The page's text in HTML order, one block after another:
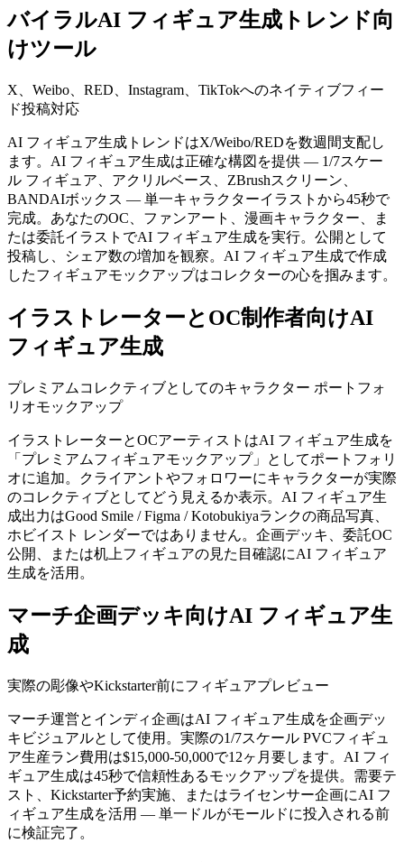
バイラルAI フィギュア生成トレンド向
けツール
X、Weibo、RED、Instagram、TikTokへのネイティブフィー
ド投稿対応
AI フィギュア生成トレンドはX/Weibo/REDを数週間支配し
ます。AI フィギュア生成は正確な構図を提供 — 1/7スケー
ル フィギュア、アクリルベース、ZBrushスクリーン、
BANDAIボックス — 単一キャラクターイラストから45秒で
完成。あなたのOC、ファンアート、漫画キャラクター、ま
たは委託イラストでAI フィギュア生成を実行。公開として
投稿し、シェア数の増加を観察。AI フィギュア生成で作成
したフィギュアモックアップはコレクターの心を掴みます。
イラストレーターとOC制作者向けAI
フィギュア生成
プレミアムコレクティブとしてのキャラクター ポートフォ
リオモックアップ
イラストレーターとOCアーティストはAI フィギュア生成を
「プレミアムフィギュアモックアップ」としてポートフォリ
オに追加。クライアントやフォロワーにキャラクターが実際
のコレクティブとしてどう見えるか表示。AI フィギュア生
成出力はGood Smile / Figma / Kotobukiyaランクの商品写真、
ホビイスト レンダーではありません。企画デッキ、委託OC
公開、または机上フィギュアの見た目確認にAI フィギュア
生成を活用。
マーチ企画デッキ向けAI フィギュア生
成
実際の彫像やKickstarter前にフィギュアプレビュー
マーチ運営とインディ企画はAI フィギュア生成を企画デッ
キビジュアルとして使用。実際の1/7スケール PVCフィギュ
ア生産ラン費用は$15,000-50,000で12ヶ月要します。AI フィ
ギュア生成は45秒で信頼性あるモックアップを提供。需要テ
スト、Kickstarter予約実施、またはライセンサー企画にAI フ
ィギュア生成を活用 — 単一ドルがモールドに投入される前
に検証完了。